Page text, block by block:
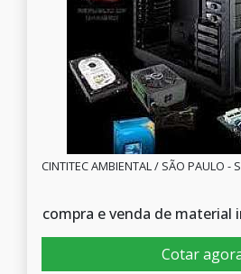
CINTITEC AMBIENTAL / SÃO PAULO -
compra e venda de
Cotar